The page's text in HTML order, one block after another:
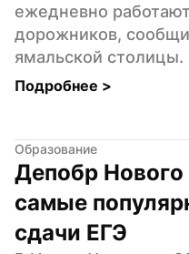
ежедневно
дорожников,
ямальской столицы.
Подробнее >
Образование
Депобр Нового
самые
сдачи ЕГЭ